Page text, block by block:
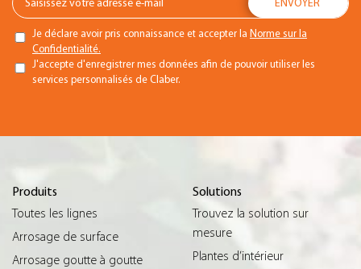
Je déclare avoir pris connaissance et accepter la Norme sur la
Confidentialité.
J'accepte d'enregistrer mes données afin de pouvoir utiliser les
services personnalisés de Claber.
Produits
Toutes les lignes
Arrosage de surface
Arrosage goutte à goutte
Solutions
Trouvez la solution sur
mesure
Plantes d’intérieur